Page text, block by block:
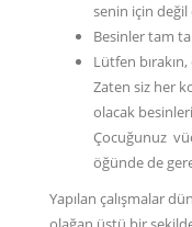
senin için değil
Besinler tam
Lütfen
Zaten siz her
olacak
Çocuğunuz
öğünde de
Yapılan çalışmalar